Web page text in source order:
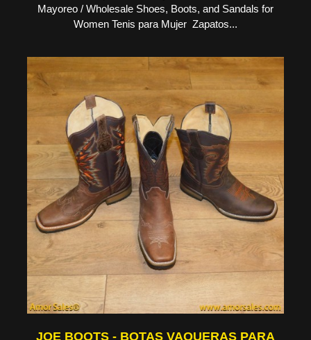
Mayoreo / Wholesale Shoes, Boots, and Sandals for
Women Tenis para Mujer Zapatos...
JOE BOOTS - BOTAS VAQUERAS PARA